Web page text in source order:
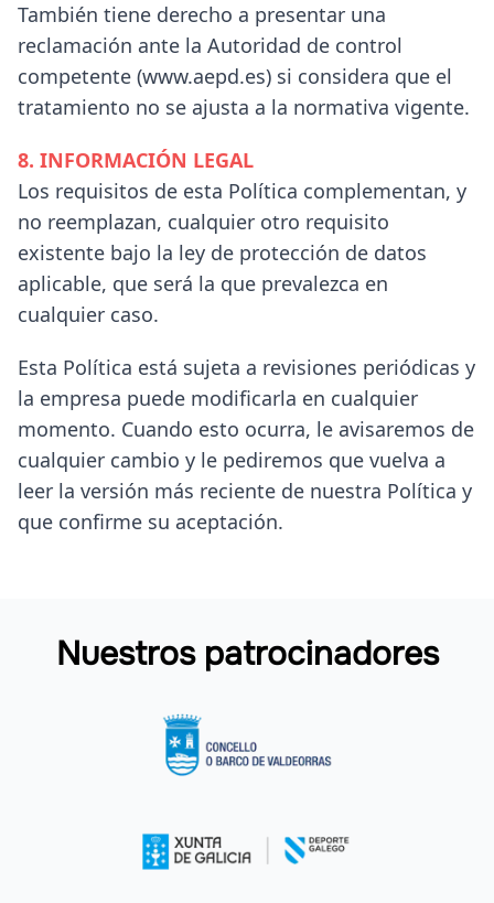
También tiene derecho a presentar una
reclamación ante la Autoridad de control
competente (www.aepd.es) si considera que el
tratamiento no se ajusta a la normativa vigente.
8. INFORMACIÓN LEGAL
Los requisitos de esta Política complementan, y
no reemplazan, cualquier otro requisito
existente bajo la ley de protección de datos
aplicable, que será la que prevalezca en
cualquier caso.
Esta Política está sujeta a revisiones periódicas y
la empresa puede modificarla en cualquier
momento. Cuando esto ocurra, le avisaremos de
cualquier cambio y le pediremos que vuelva a
leer la versión más reciente de nuestra Política y
que confirme su aceptación.
Nuestros patrocinadores